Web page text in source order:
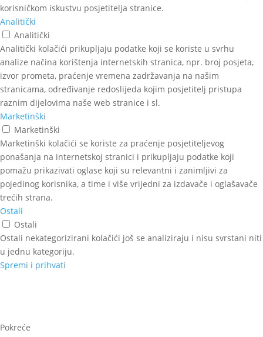
korisničkom iskustvu posjetitelja stranice.
Analitički
Analitički
Analitički kolačići prikupljaju podatke koji se koriste u svrhu
analize načina korištenja internetskih stranica, npr. broj posjeta,
izvor prometa, praćenje vremena zadržavanja na našim
stranicama, određivanje redoslijeda kojim posjetitelj pristupa
raznim dijelovima naše web stranice i sl.
Marketinški
Marketinški
Marketinški kolačići se koriste za praćenje posjetiteljevog
ponašanja na internetskoj stranici i prikupljaju podatke koji
pomažu prikazivati oglase koji su relevantni i zanimljivi za
pojedinog korisnika, a time i više vrijedni za izdavače i oglašavače
trećih strana.
Ostali
Ostali
Ostali nekategorizirani kolačići još se analiziraju i nisu svrstani niti
u jednu kategoriju.
Spremi i prihvati
Pokreće